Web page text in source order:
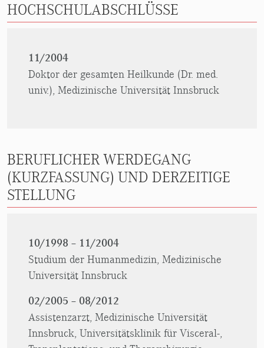
HOCHSCHULABSCHLÜSSE
11/2004
Doktor der gesamten Heilkunde (Dr. med.
univ.), Medizinische Universität Innsbruck
BERUFLICHER WERDEGANG
(KURZFASSUNG) UND DERZEITIGE
STELLUNG
10/1998 – 11/2004
Studium der Humanmedizin, Medizinische
Universität Innsbruck
02/2005 – 08/2012
Assistenzarzt, Medizinische Universität
Innsbruck, Universitätsklinik für Visceral-,